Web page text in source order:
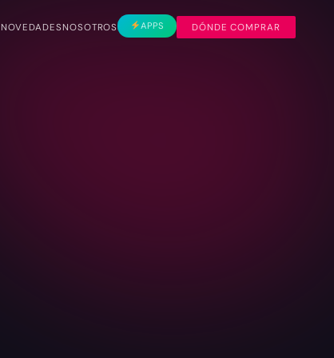
NOVEDADESNOSOTROS APPS DÓNDE COMPRAR